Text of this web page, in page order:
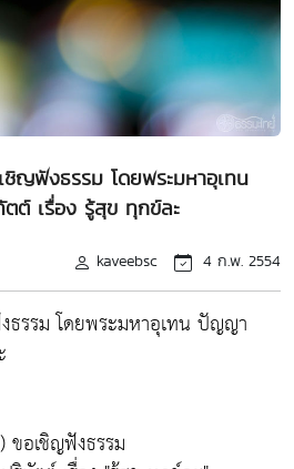
ญฟังธรรม โดยพระมหาอุเทน
ต์ เรื่อง รู้สุข ทุกข์ละ
kaveebsc 4 ก.พ. 2554
รรม โดยพระมหาอุเทน ปัญญา
อเชิญฟังธรรม